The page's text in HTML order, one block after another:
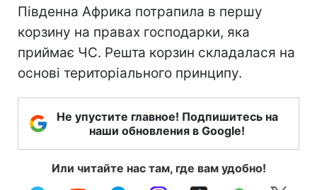
Південна Африка потрапила в першу
корзину на правах господарки, яка
приймає ЧС. Решта корзин складалася на
основі територіального принципу.
Не упустите главное! Подпишитесь на
наши обновления в Google!
Или читайте нас там, где вам удобно!